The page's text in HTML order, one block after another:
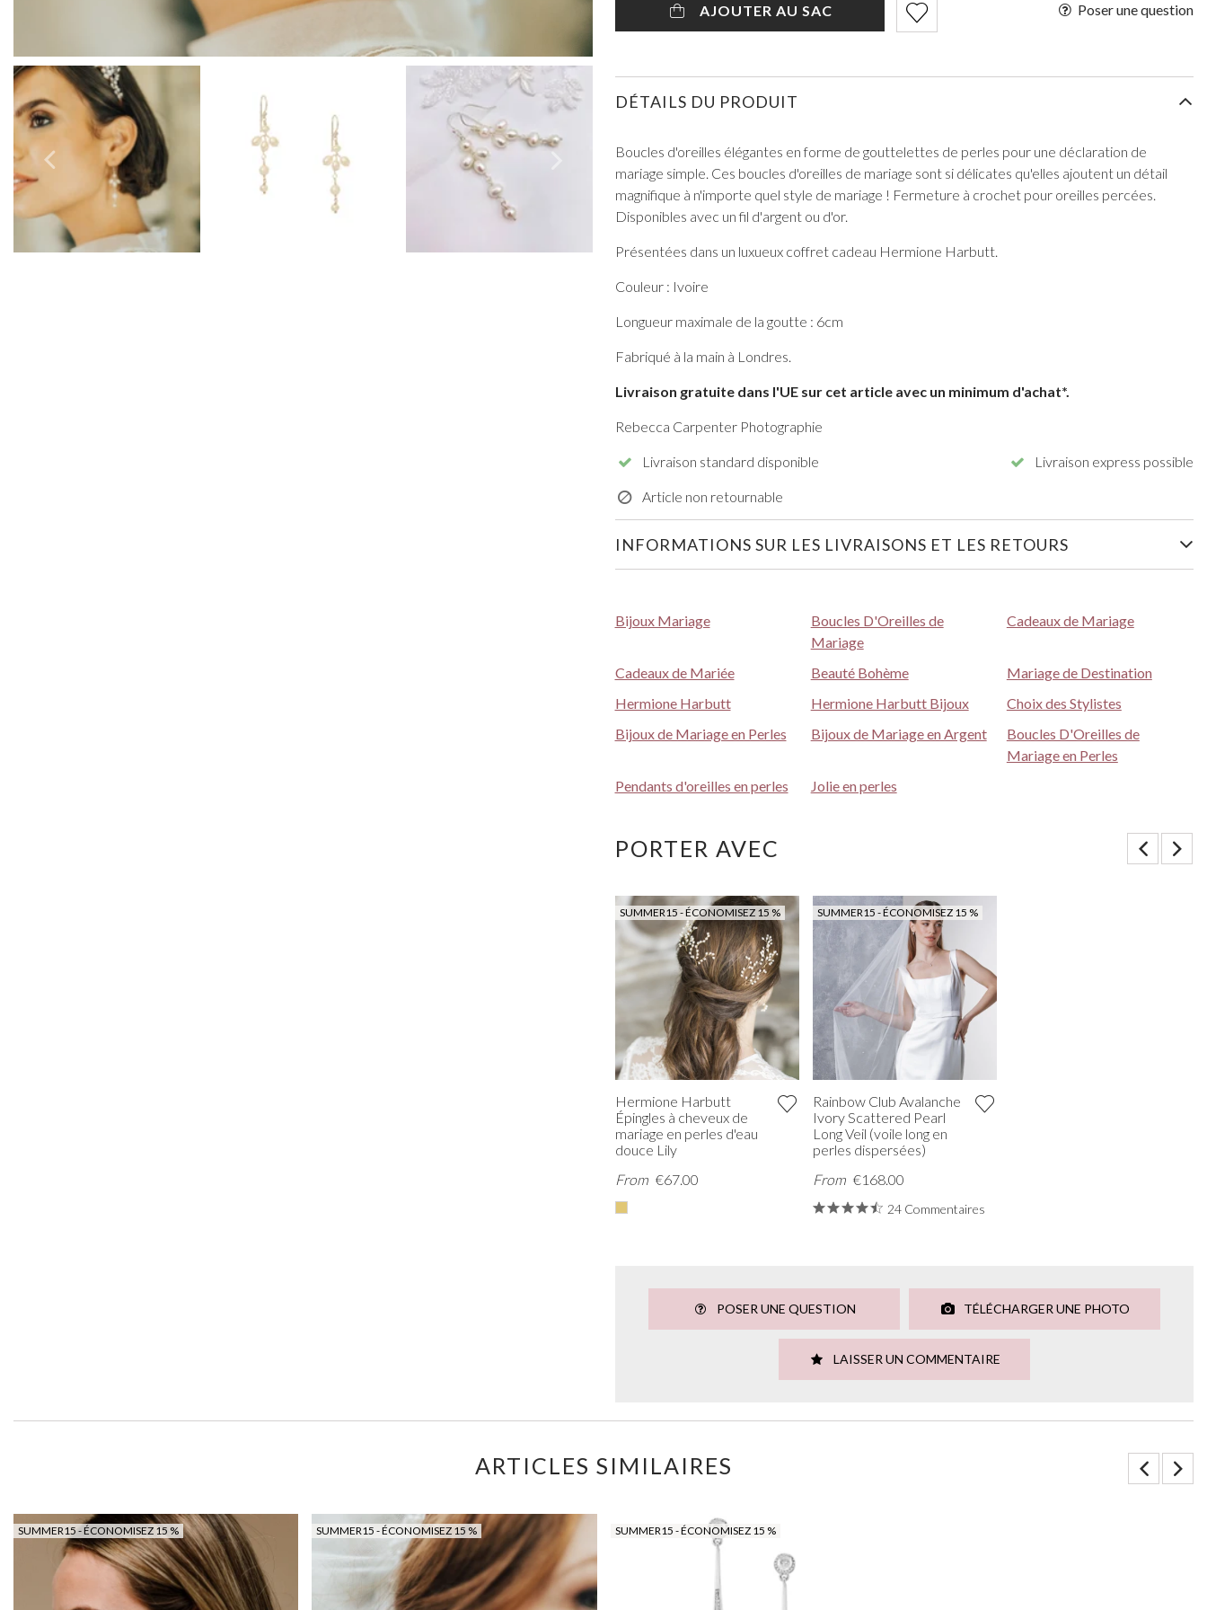
Colliers de Bal
Ensembles de Bijoux de Bal
Bijoux de Bal de fin D'Année en Argent
Bijoux de Bal en Or
TOUT VOIR DE BAL DE PROMO
AJOUTER AU SAC Poser une question
DÉTAILS DU PRODUIT
Boucles d'oreilles élégantes en forme de gouttelettes de perles pour une déclaration de
mariage simple. Ces boucles d'oreilles de mariage sont si délicates qu'elles ajoutent un détail
magnifique à n'importe quel style de mariage ! Fermeture à crochet pour oreilles percées.
Disponibles avec un fil d'argent ou d'or.
Présentées dans un luxueux coffret cadeau Hermione Harbutt.
Couleur : Ivoire
Longueur maximale de la goutte : 6cm
Fabriqué à la main à Londres.
Livraison gratuite dans l'UE sur cet article avec un minimum d'achat*.
Rebecca Carpenter Photographie
Livraison standard disponible Livraison express possible
Article non retournable
INFORMATIONS SUR LES LIVRAISONS ET LES RETOURS
Bijoux Mariage
Boucles D'Oreilles de
Mariage
Cadeaux de Mariage
Cadeaux de Mariée Beauté Bohème
Mariage de Destination
Hermione Harbutt
Hermione Harbutt Bijoux
Choix des Stylistes
Bijoux de Mariage en Perles
Bijoux de Mariage en Argent
Boucles D'Oreilles de
Mariage en Perles
Pendants d'oreilles en perles
Jolie en perles
PORTER AVEC
SUMMER15 - ÉCONOMISEZ 15 %
Hermione Harbutt
Épingles à cheveux de
mariage en perles d'eau
douce Lily
From €67.00
SUMMER15 - ÉCONOMISEZ 15 %
Rainbow Club Avalanche
Ivory Scattered Pearl
Long Veil (voile long en
perles dispersées)
From €168.00
24 Commentaires
POSER UNE QUESTION TÉLÉCHARGER UNE PHOTO
LAISSER UN COMMENTAIRE
ARTICLES SIMILAIRES
SUMMER15 - ÉCONOMISEZ 15 % SUMMER15 - ÉCONOMISEZ 15 % SUMMER15 - ÉCONOMISEZ 15 %